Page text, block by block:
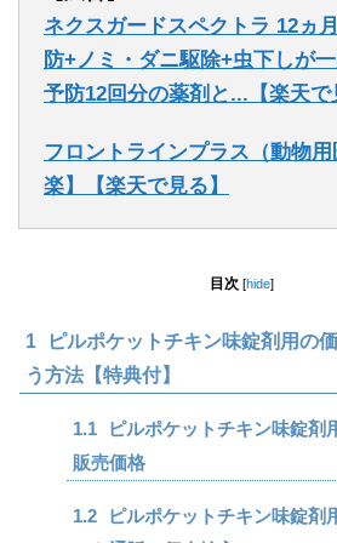
ネクスガードスペクトラ 12ヵ
防+ノミ・ダニ駆除+虫下しが
予防12回分の薬剤と...【楽天で
フロントラインプラス（動物
楽】【楽天で見る】
目次 [hide]
1
ピルポケットチキン味錠剤用の
う方法【特典付】
1.1
ピルポケットチキン味錠剤
販売価格
1.2
ピルポケットチキン味錠剤